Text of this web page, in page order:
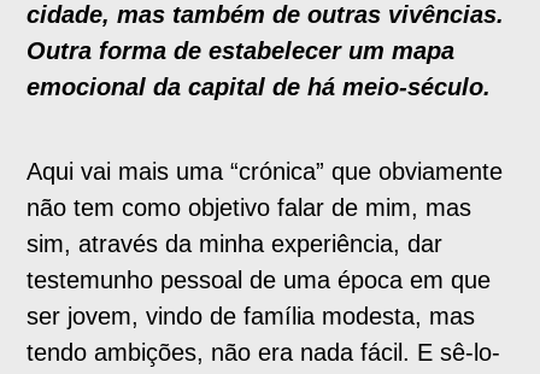
cidade, mas também de outras vivências.
Outra forma de estabelecer um mapa
emocional da capital de há meio-século.
Aqui vai mais uma “crónica” que obviamente
não tem como objetivo falar de mim, mas
sim, através da minha experiência, dar
testemunho pessoal de uma época em que
ser jovem, vindo de família modesta, mas
tendo ambições, não era nada fácil. E sê-lo-